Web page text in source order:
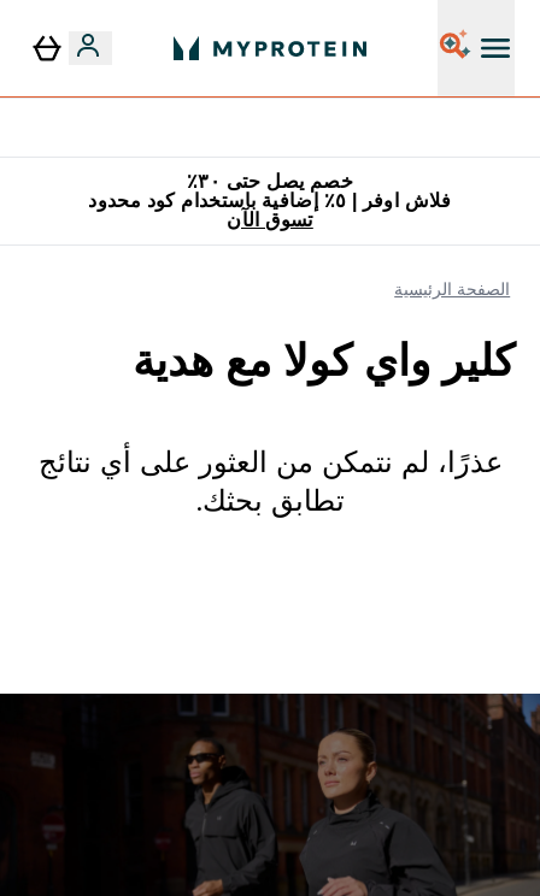
خصم يصل حتى ٣٠٪
فلاش اوفر | ٥٪ إضافية باستخدام كود محدود
تسوق الآن
الصفحة الرئيسية
كلير واي كولا مع هدية
عذرًا، لم نتمكن من العثور على أي نتائج
تطابق بحثك.